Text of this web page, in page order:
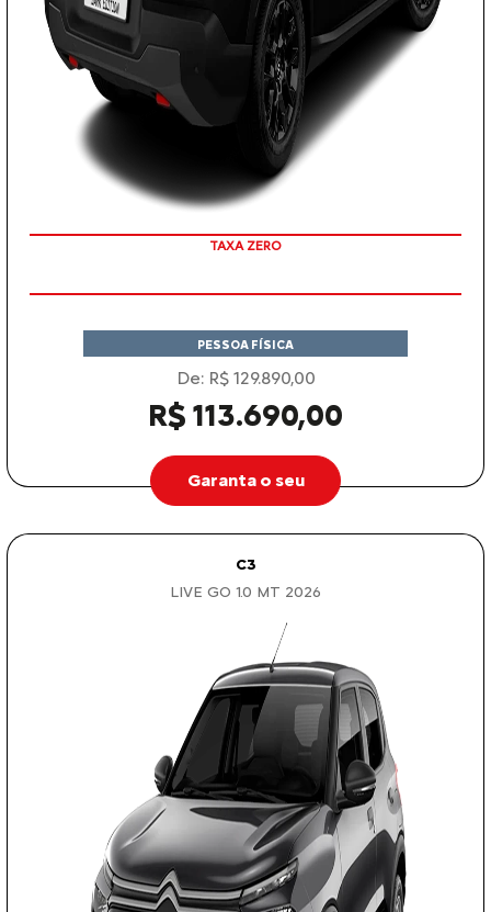
COM SEU USADO NA TROCA
PESSOA FÍSICA
De: R$ 129.890,00
R$ 113.690,00
Garanta o seu
C3
LIVE GO 1.0 MT 2026